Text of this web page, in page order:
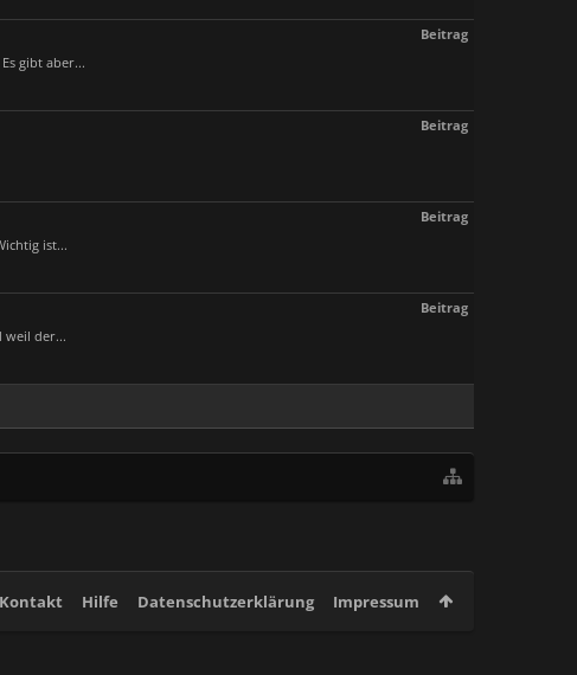
Beitrag
gibt aber...
Beitrag
Beitrag
ist...
Beitrag
weil der...
Kontakt Hilfe Datenschutzerklärung Impressum